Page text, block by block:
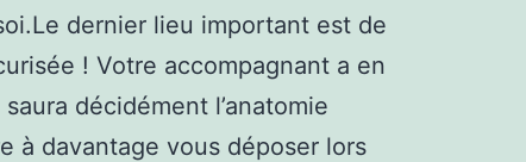
dernier lieu important est de
! Votre accompagnant a en
décidément l’anatomie
à davantage vous déposer lors